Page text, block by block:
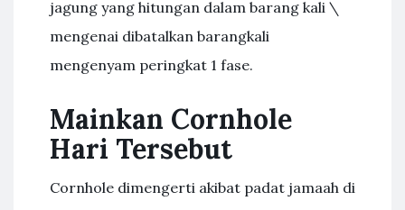
jagung yang hitungan dalam barang kali \
mengenai dibatalkan barangkali
mengenyam peringkat 1 fase.
Mainkan Cornhole
Hari Tersebut
Cornhole dimengerti akibat padat jamaah di